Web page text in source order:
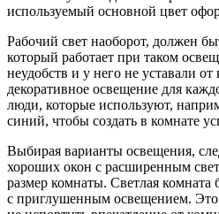
используемый основной цвет
Рабочий свет наоборот, должен
который работает при таком
неудобств и у него не уставали
декоративное освещение для
люди, которые используют,
синий, чтобы создать в комнате
Выбирая варианты освещения,
хороших окон с расширенным
размер комнаты. Светлая комната
с приглушенным освещением.